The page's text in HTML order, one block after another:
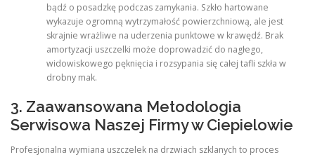
bądź o posadzkę podczas zamykania. Szkło hartowane
wykazuje ogromną wytrzymałość powierzchniową, ale jest
skrajnie wrażliwe na uderzenia punktowe w krawędź. Brak
amortyzacji uszczelki może doprowadzić do nagłego,
widowiskowego pęknięcia i rozsypania się całej tafli szkła w
drobny mak.
3. Zaawansowana Metodologia
Serwisowa Naszej Firmy w Ciepielowie
Profesjonalna wymiana uszczelek na drzwiach szklanych to proces